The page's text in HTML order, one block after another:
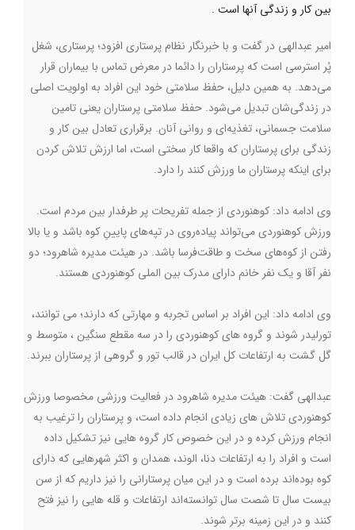
بین کار و زندگی آنها است .
امیر عبدالهی در گفت و با خبرنگار نظام پرستاری افزود؛ پرستاری، شغل
پُر استرسی است که پرستاران را دائما در معرض تماس با بیماران قرار
می‌دهد. به همین دلیل، حفظ سلامتی خود این افراد به اولویت اصلی
در زندگی‌شان تبدیل می‌شود. حفظ سلامتی پرستاران یعنی تامین
سلامت جسمانی، تغذیه‌ای و روانی آنان. برقراری تعادل بین کار و
زندگی برای پرستاران که واقعا کار سختی است، ‌‌اما ارزش تلاش کردن
برای اینکه پرستاران ما ورزش کنند را دارد.
وی ادامه داد: کوهنوردی از جمله تفریحات پر طرفدار بین مردم است.
ورزش کوهنوردی می‌تواند پیاده‌روی در تپه‌های پایینِ کوه باشد و یا بالا
رفتن از کوه‌های سخت و طاقت‌فرسا باشد. در هیئت مدیره شاهرود؛ دو
نفر آقا و یک نفر خانم دارای مدرک بین الملی کوهنوردی هستند.
وی ادامه داد: این افراد بر اساس تجربه و مهارتی که دارند؛ می توانند،
تورلیدر شوند و گروه های کوهنوردی را در سه مقطع سنگین ، متوسط و
گل گشت به ارتفاعات کل ایران در قالب تور و گروهی از پرستاران ببرند.
عبدالهی گفت: هیئت مدیره شاهرود در فعالیت ورزشی مخصوصا ورزش
کوهنوردی تلاش های زیادی انجام داده است، و پرستاران را ترغیب به
انجام ورزش کرده و در این خصوص کار گروه هایی نیز تشکیل داده
است و افراد را به ارتفاعات دنا، الوند، همدان و اکثر شهر‌هایی که دارای
کوه بوده‌اند برده است و در این میان پرستارانی را نیز داریم که از سن
بیست سال تا شصت سال توانسته‌اند ارتفاعات و قله هایی را نیز فتح
کنند و در این زمینه برتر شوند.